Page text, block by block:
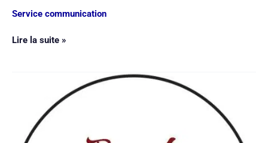
Service communication
Lire la suite »